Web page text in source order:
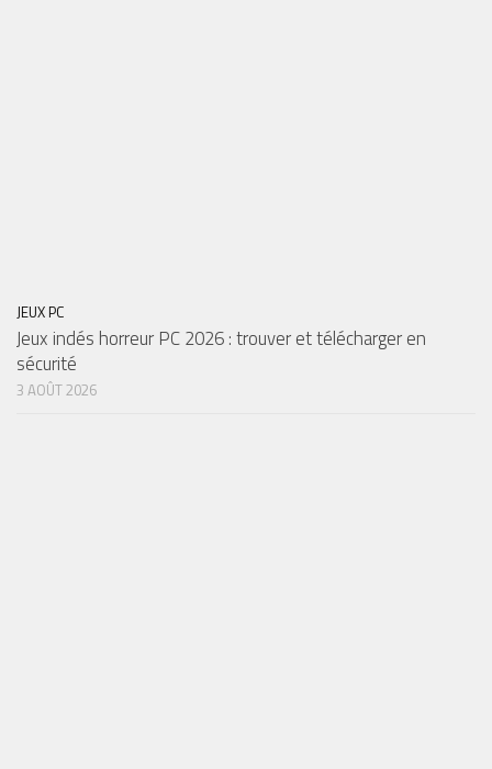
JEUX PC
Jeux indés horreur PC 2026 : trouver et télécharger en
sécurité
3 AOÛT 2026